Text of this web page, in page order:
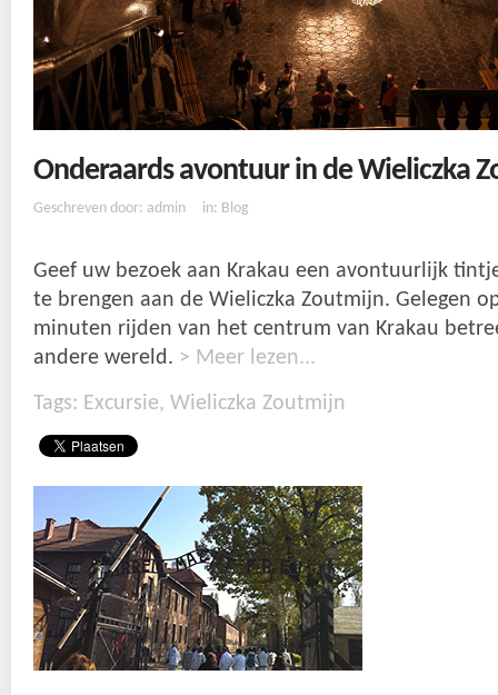
Onderaards avontuur in de Wieliczka
Geschreven door: admin in: Blog
Geef uw bezoek aan Krakau een avontuurlijk
te brengen aan de Wieliczka Zoutmijn. Gelegen
minuten rijden van het centrum van Krakau
andere wereld. > Meer lezen...
Tags: Excursie, Wieliczka Zoutmijn